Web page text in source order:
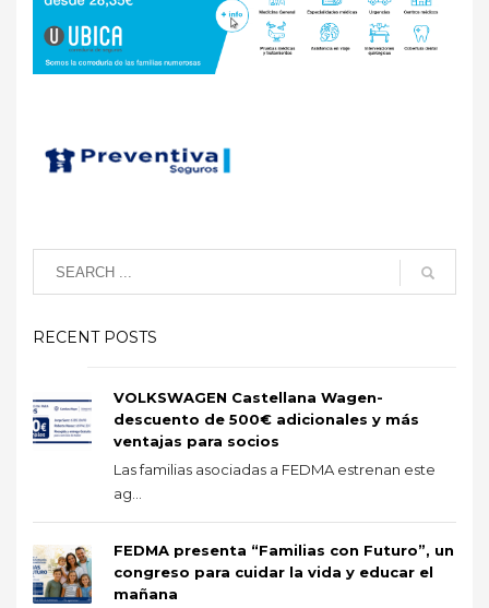
RECENT POSTS
VOLKSWAGEN Castellana Wagen-
descuento de 500€ adicionales y más
ventajas para socios
Las familias asociadas a FEDMA estrenan este
ag...
FEDMA presenta “Familias con Futuro”, un
congreso para cuidar la vida y educar el
mañana